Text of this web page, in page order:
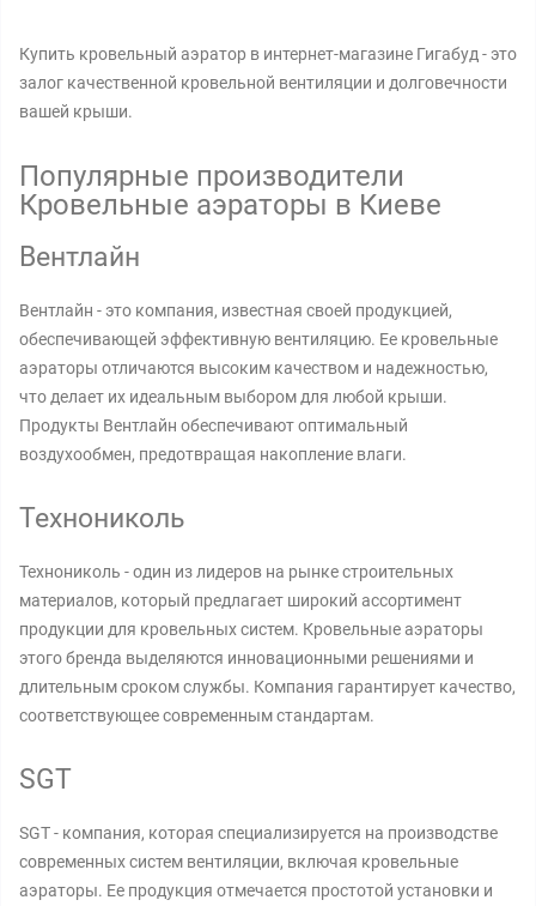
Купить кровельный аэратор в интернет-магазине Гигабуд - это
залог качественной кровельной вентиляции и долговечности
вашей крыши.
Популярные производители
Кровельные аэраторы в Киеве
Вентлайн
Вентлайн - это компания, известная своей продукцией,
обеспечивающей эффективную вентиляцию. Ее кровельные
аэраторы отличаются высоким качеством и надежностью,
что делает их идеальным выбором для любой крыши.
Продукты Вентлайн обеспечивают оптимальный
воздухообмен, предотвращая накопление влаги.
Технониколь
Технониколь - один из лидеров на рынке строительных
материалов, который предлагает широкий ассортимент
продукции для кровельных систем. Кровельные аэраторы
этого бренда выделяются инновационными решениями и
длительным сроком службы. Компания гарантирует качество,
соответствующее современным стандартам.
SGT
SGT - компания, которая специализируется на производстве
современных систем вентиляции, включая кровельные
аэраторы. Ее продукция отмечается простотой установки и